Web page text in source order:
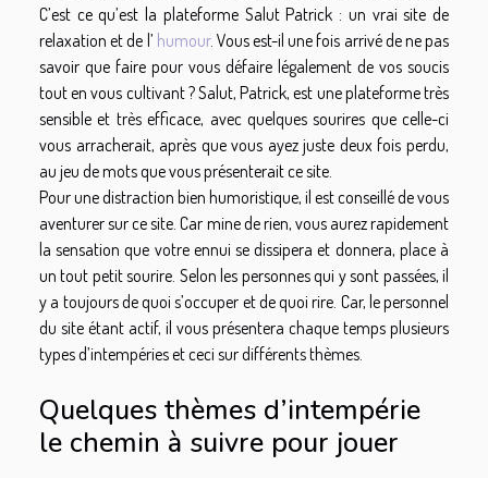
C’est ce qu’est la plateforme Salut Patrick : un vrai site de
relaxation et de l’ humour. Vous est-il une fois arrivé de ne pas
savoir que faire pour vous défaire légalement de vos soucis
tout en vous cultivant ? Salut, Patrick, est une plateforme très
sensible et très efficace, avec quelques sourires que celle-ci
vous arracherait, après que vous ayez juste deux fois perdu,
au jeu de mots que vous présenterait ce site.
Pour une distraction bien humoristique, il est conseillé de vous
aventurer sur ce site. Car mine de rien, vous aurez rapidement
la sensation que votre ennui se dissipera et donnera, place à
un tout petit sourire. Selon les personnes qui y sont passées, il
y a toujours de quoi s’occuper et de quoi rire. Car, le personnel
du site étant actif, il vous présentera chaque temps plusieurs
types d’intempéries et ceci sur différents thèmes.
Quelques thèmes d’intempérie
le chemin à suivre pour jouer